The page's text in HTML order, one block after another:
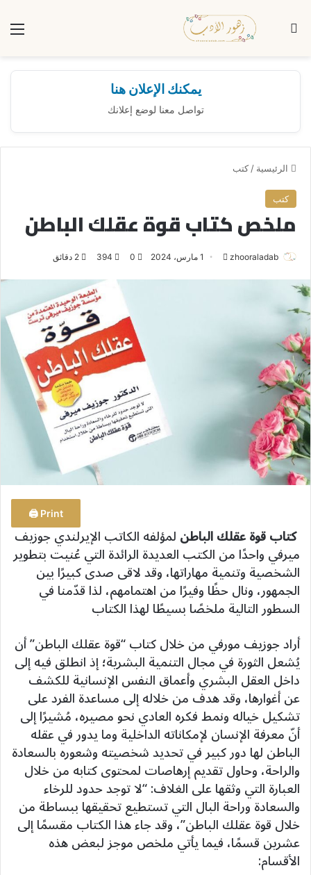
بحث عن
يمكنك الإعلان هنا
تواصل معنا لوضع إعلانك
الرئيسية /كتب
كتب
ملخص كتاب قوة عقلك الباطن
zhooraladab
ا
1 مارس، 2024 0
394
Print 🖨
كتاب قوة عقلك الباطنلمؤلفه الكاتب الإيرلندي جوزيف
ميرفي واحدًا من الكتب العديدة الرائدة التي عُنيت بتطوير
الشخصية وتنمية مهاراتها، وقد لاقى صدى كبيرًا بين
الجمهور، ونال حظًا وفيرًا من اهتمامهم، لذا قدّمنا في
السطور التالية ملخصًا بسيطًا لهذا الكتاب
أراد جوزيف مورفي من خلال كتاب “قوة عقلك الباطن” أن
يُشعل الثورة في مجال التنمية البشرية؛ إذ انطلق فيه إلى
داخل العقل البشري وأعماق النفس الإنسانية للكشف
عن أغوارها، وقد هدف من خلاله إلى مساعدة الفرد على
تشكيل خياله ونمط فكره العادي نحو مصيره، مُشيرًا إلى
أنّ معرفة الإنسان لإمكاناته الداخلية وما يدور في عقله
الباطن لها دور كبير في تحديد شخصيته وشعوره بالسعادة
والراحة، وحاول تقديم إرهاصات لمحتوى كتابه من خلال
العبارة التي وثقها على الغلاف: “لا توجد حدود للرخاء
والسعادة وراحة البال التي تستطيع تحقيقها ببساطة من
خلال قوة عقلك الباطن”، وقد جاء هذا الكتاب مقسمًا إلى
عشرين قسمًا، فيما يأتي ملخص موجز لبعض هذه
الأقسام: